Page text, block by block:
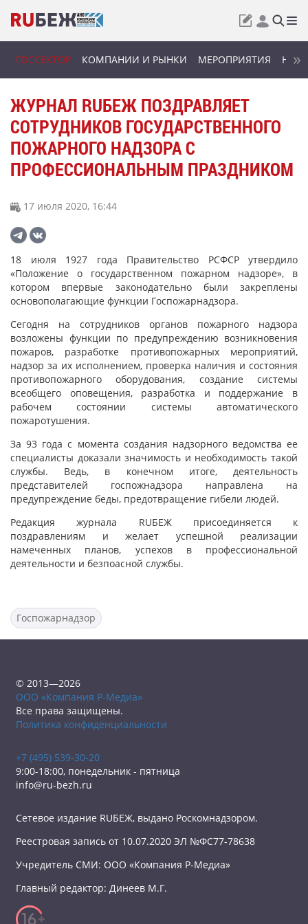
ГОССЕКТОР КОМПАНИИ И РЫНКИ МЕРОПРИЯТИЯ
ЖУРНАЛ RUБЕЖ ПОЗДРАВЛЯЕТ
СОТРУДНИКОВ ГОСУДАРСТВЕННОГО
ПОЖАРНОГО НАДЗОРА С
ПРОФЕССИОНАЛЬНЫМ ПРАЗДНИКОМ
17 июля 2020, 16:44
18 июля 1927 года Правительство РСФСР утвердило
«Положение о государственном пожарном надзоре», в
котором впервые законодательно были закреплены
основополагающие функции Госпожарнадзора.
Сегодня на сотрудников органов пожарного надзора
возложены функции по предупреждению возникновения
пожаров, разработке противопожарных мероприятий,
надзор за их исполнением, проверка наличия и состояния
противопожарного оборудования, создание системы
всеобщего оповещения, разработка и поддержание в
рабочем состоянии системы автоматического
пожаротушения.
За 93 года с момента создания надзорного ведомства ее
специалисты доказали значимость и необходимость такой
службы. Ведь, в конечном итоге, деятельность
представителей госпожнадзора направлена на
предупреждение беды, предотвращение гибели людей.
Редакция журнала RUБЕЖ присоединяется к
поздравлениям и желает успешной реализации
намеченных планов, успехов в профессиональной
деятельности и безпоасной службы.
Госпожарнадзор
© 2013—2026
ООО «Компания Р-Медиа»
Все права защищены.
Политика конфиденциальности
+7 (495) 539-30-20
9:00-18:00, понедельник - пятница
info@ru-bezh.ru
Сетевое издание RUБЕЖ, выдано Роскомнадзором.
Реестровая запись от 10.07.2020 ЭЛ №ФС77-78638
Учредитель СМИ: ООО «Компания Р-Медиа»
Главный редактор: Динеев М.Г.